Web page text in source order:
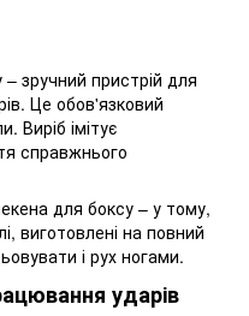
зручний пристрій для
Це обов'язковий
Виріб імітує
справжнього
для боксу – у тому,
виготовлені на повний
і рух ногами.
ударів